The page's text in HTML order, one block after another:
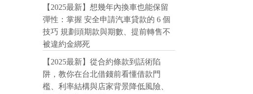
【2025最新】想幾年內換車也能保留
彈性：掌握 安全申請汽車貸款的 6 個
技巧 規劃頭期款與期數、提前轉售不
被違約金綁死
【2025最新】從合約條款到話術陷
阱，教你在台北借錢前看懂借款門
檻、利率結構與店家背景降低風險、